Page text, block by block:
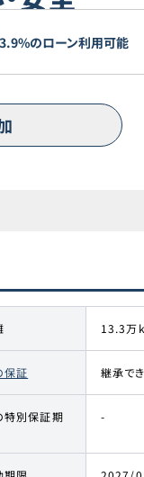
3.9%のローン利用可能
13.3万
保証 継承で
特別保証期
-